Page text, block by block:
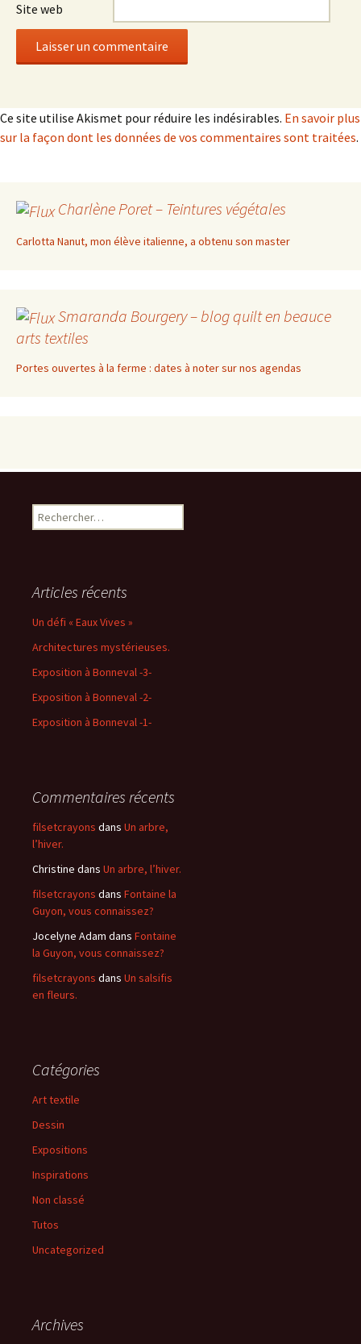
Site web
Ce site utilise Akismet pour réduire les indésirables. En savoir plus
sur la façon dont les données de vos commentaires sont traitées.
Charlène Poret – Teintures végétales
Carlotta Nanut, mon élève italienne, a obtenu son master
Smaranda Bourgery – blog quilt en beauce
arts textiles
Portes ouvertes à la ferme : dates à noter sur nos agendas
Rechercher :
Articles récents
Un défi « Eaux Vives »
Architectures mystérieuses.
Exposition à Bonneval -3-
Exposition à Bonneval -2-
Exposition à Bonneval -1-
Commentaires récents
filsetcrayons dans Un arbre,
l’hiver.
Christine dans Un arbre, l’hiver.
filsetcrayons dans Fontaine la
Guyon, vous connaissez?
Jocelyne Adam dans Fontaine
la Guyon, vous connaissez?
filsetcrayons dans Un salsifis
en fleurs.
Catégories
Art textile
Dessin
Expositions
Inspirations
Non classé
Tutos
Uncategorized
Archives